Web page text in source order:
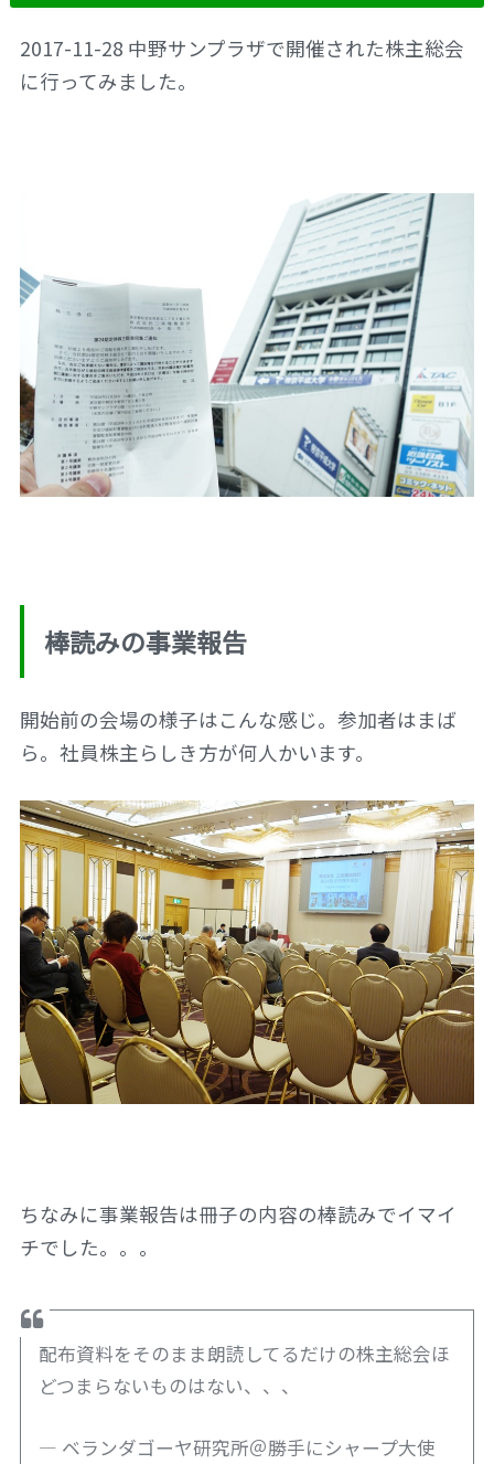
2017-11-28 中野サンプラザで開催された株主総会
に行ってみました。
棒読みの事業報告
開始前の会場の様子はこんな感じ。参加者はまば
ら。社員株主らしき方が何人かいます。
ちなみに事業報告は冊子の内容の棒読みでイマイ
チでした。。。
配布資料をそのまま朗読してるだけの株主総会ほ
どつまらないものはない、、、
— ベランダゴーヤ研究所＠勝手にシャープ大使